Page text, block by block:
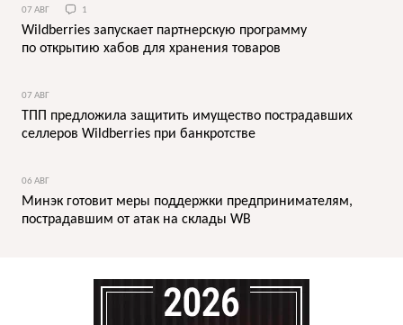
07 АВГ 1
Wildberries запускает партнерскую программу
по открытию хабов для хранения товаров
07 АВГ
ТПП предложила защитить имущество пострадавших
селлеров Wildberries при банкротстве
06 АВГ
Минэк готовит меры поддержки предпринимателям,
пострадавшим от атак на склады WB